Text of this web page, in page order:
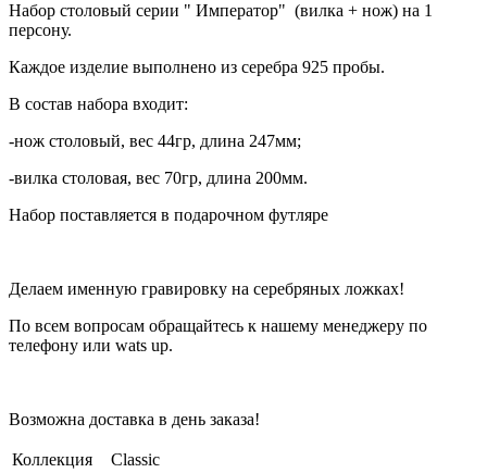
Набор столовый серии " Император" (вилка + нож) на 1
персону.
Каждое изделие выполнено из серебра 925 пробы.
В состав набора входит:
-нож столовый, вес 44гр, длина 247мм;
-вилка столовая, вес 70гр, длина 200мм.
Набор поставляется в подарочном футляре
Делаем именную гравировку на серебряных ложках!
По всем вопросам обращайтесь к нашему менеджеру по
телефону или wats up.
Возможна доставка в день заказа!
Коллекция
Classic